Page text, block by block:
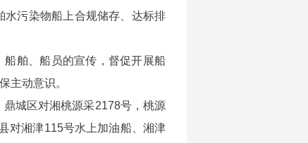
水污染物船上合规储存、达标排
舶、船员的宣传，督促开展船
主动意识。
城区对湘桃源采2178号，桃源
对湘津115号水上加油船、湘津